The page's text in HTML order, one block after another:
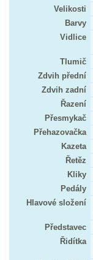
Velikosti
Barvy
Vidlice
Tlumič
Zdvih přední
Zdvih zadní
Řazení
Přesmykač
Přehazovačka
Kazeta
Řetěz
Kliky
Pedály
Hlavové složení
Představec
Řidítka